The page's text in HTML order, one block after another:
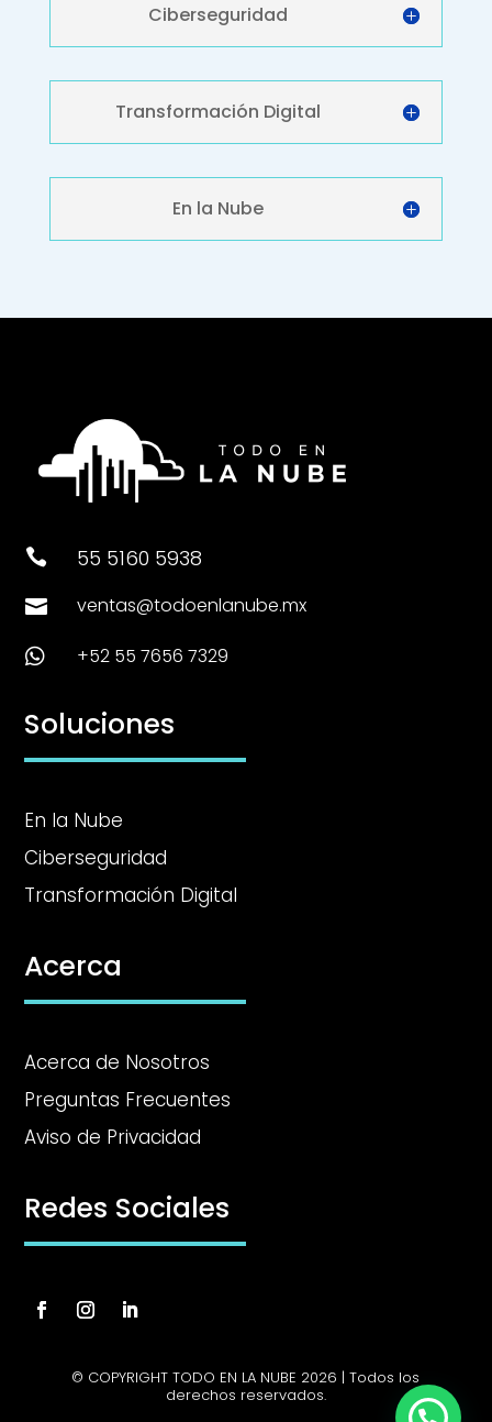
Ciberseguridad
Transformación Digital
En la Nube
 55 5160 5938
 ventas@todoenlanube.mx
 +52 55 7656 7329
Soluciones
En la Nube
Ciberseguridad
Transformación Digital
Acerca
Acerca de Nosotros
Preguntas Frecuentes
Aviso de Privacidad
Redes Sociales
© COPYRIGHT TODO EN LA NUBE 2026 | Todos los
derechos reservados.